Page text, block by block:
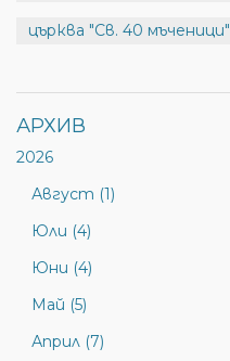
църква "Св. 40 мъченици"
АРХИВ
2026
Август (1)
Юли (4)
Юни (4)
Май (5)
Април (7)